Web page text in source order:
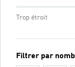
Trop étroit
Filtrer par